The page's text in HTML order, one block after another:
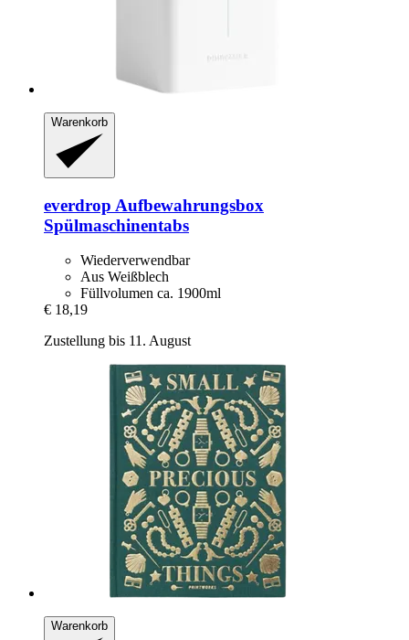
Warenkorb
everdrop Aufbewahrungsbox
Spülmaschinentabs
Wiederverwendbar
Aus Weißblech
Füllvolumen ca. 1900ml
€ 18,19
Zustellung bis 11. August
Warenkorb